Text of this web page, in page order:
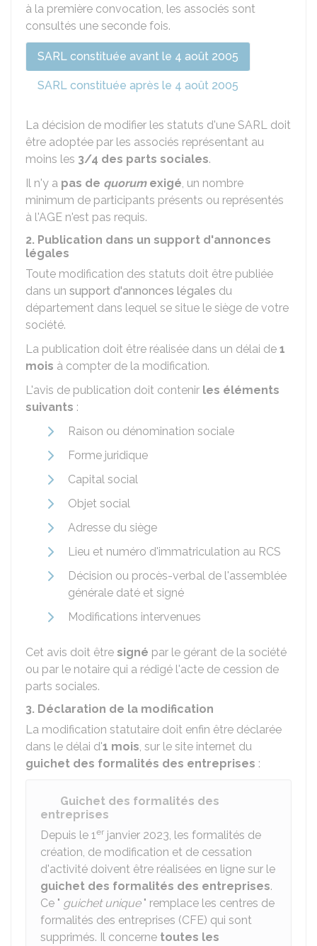
à la première convocation, les associés sont
consultés une seconde fois.
SARL constituée avant le 4 août 2005
SARL constituée après le 4 août 2005
La décision de modifier les statuts d'une SARL doit
être adoptée par les associés représentant au
moins les 3/4 des parts sociales.
Il n'y a pas de quorumexigé, un nombre
minimum de participants présents ou représentés
à l'AGE n'est pas requis.
2. Publication dans un support d'annonces
légales
Toute modification des statuts doit être publiée
dans un support d'annonces légales du
département dans lequel se situe le siège de votre
société.
La publication doit être réalisée dans un délai de 1
mois à compter de la modification.
L'avis de publication doit contenir les éléments
suivants :
Raison ou dénomination sociale
Forme juridique
Capital social
Objet social
Adresse du siège
Lieu et numéro d'immatriculation au RCS
Décision ou procès-verbal de l'assemblée
générale daté et signé
Modifications intervenues
Cet avis doit être signé par le gérant de la société
ou par le notaire qui a rédigé l'acte de cession de
parts sociales.
3. Déclaration de la modification
La modification statutaire doit enfin être déclarée
dans le délai d'1 mois, sur le site internet du
guichet des formalités des entreprises :
Guichet des formalités des
entreprises
Depuis le 1er janvier 2023, les formalités de
création, de modification et de cessation
d'activité doivent être réalisées en ligne sur le
guichet des formalités des entreprises.
Ce " guichet unique" remplace les centres de
formalités des entreprises (CFE) qui sont
supprimés. Il concerne toutes les